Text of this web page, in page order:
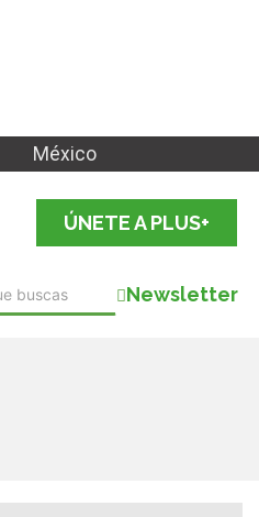
México
ÚNETE A PLUS+
Newsletter